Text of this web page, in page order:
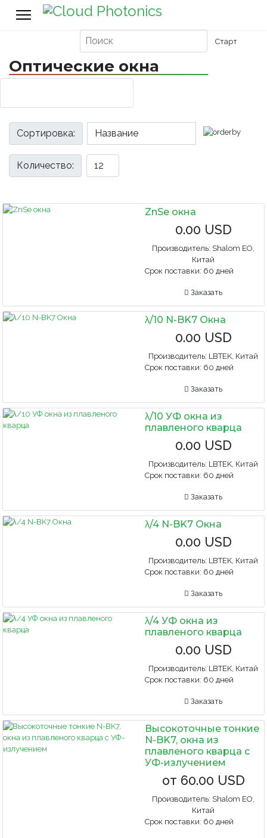
Оптические окна
Сортировка:
Количество:
ZnSe окна
0.00 USD
Производитель: Shalom EO,
Китай
Срок поставки: 60 дней
Заказать
λ/10 N-BK7 Окна
0.00 USD
Производитель: LBTEK, Китай
Срок поставки: 60 дней
Заказать
λ/10 УФ окна из
плавленого кварца
0.00 USD
Производитель: LBTEK, Китай
Срок поставки: 60 дней
Заказать
λ/4 N-BK7 Окна
0.00 USD
Производитель: LBTEK, Китай
Срок поставки: 60 дней
Заказать
λ/4 УФ окна из
плавленого кварца
0.00 USD
Производитель: LBTEK, Китай
Срок поставки: 60 дней
Заказать
Высокоточные тонкие
N-BK7, окна из
плавленого кварца с
УФ-излучением
от 60.00 USD
Производитель: Shalom EO,
Китай
Срок поставки: 60 дней